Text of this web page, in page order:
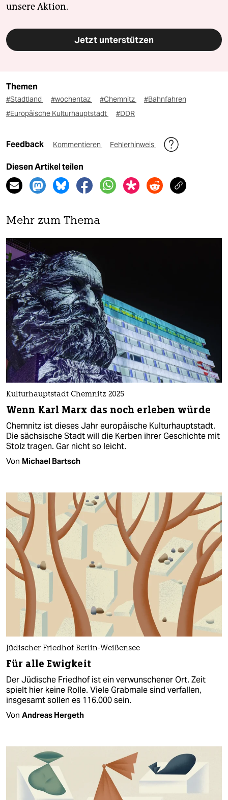
unsere Aktion.
Jetzt unterstützen
Themen
#Stadtland #wochentaz #Chemnitz
#Bahnfahren
#Europäische Kulturhauptstadt
#DDR
Feedback Kommentieren Fehlerhinweis
Diesen Artikel teilen
Mehr zum Thema
Kulturhauptstadt Chemnitz 2025
Wenn Karl Marx das noch erleben würde
Chemnitz ist dieses Jahr europäische Kulturhauptstadt.
Die sächsische Stadt will die Kerben ihrer Geschichte mit
Stolz tragen. Gar nicht so leicht.
Von Michael Bartsch
Jüdischer Friedhof Berlin-Weißensee
Für alle Ewigkeit
Der Jüdische Friedhof ist ein verwunschener Ort. Zeit
spielt hier keine Rolle. Viele Grabmale sind verfallen,
insgesamt sollen es 116.000 sein.
Von Andreas Hergeth